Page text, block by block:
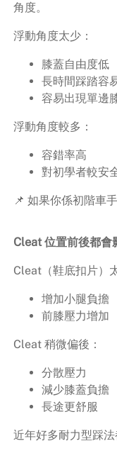
角度。
浮動角度太少：
膝蓋自由度低
長時間踩踏容
容易出現單邊
浮動角度較多：
容錯率高
對初學者較安
📌 如果你係初階車
Cleat 位置前後都會
Cleat（鞋底扣片）
增加小腿負擔
前膝壓力增加
Cleat 稍微偏後：
分散壓力
減少膝蓋負擔
長途更舒服
近年好多耐力型踩法